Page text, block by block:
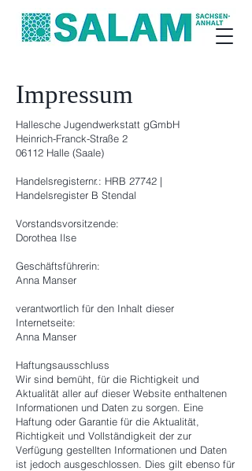
Impressum
Hallesche Jugendwerkstatt gGmbH
Heinrich-Franck-Straße 2
06112 Halle (Saale)
Handelsregisternr.: HRB 27742 |
Handelsregister B Stendal
Vorstandsvorsitzende:
Dorothea Ilse
Geschäftsführerin:
Anna Manser
verantwortlich für den Inhalt dieser
Internetseite:
Anna Manser
Haftungsausschluss
Wir sind bemüht, für die Richtigkeit und
Aktualität aller auf dieser Website enthaltenen
Informationen und Daten zu sorgen. Eine
Haftung oder Garantie für die Aktualität,
Richtigkeit und Vollständigkeit der zur
Verfügung gestellten Informationen und Daten
ist jedoch ausgeschlossen. Dies gilt ebenso für